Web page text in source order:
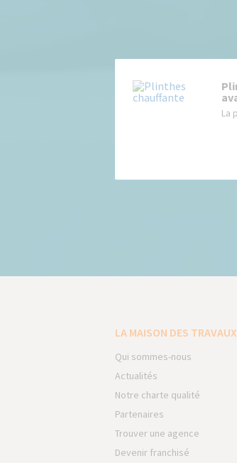
La
LA MAISON DES TRAVAUX
Qui sommes-nous
Actualités
Notre charte qualité
Partenaires
Trouver une agence
Devenir franchisé